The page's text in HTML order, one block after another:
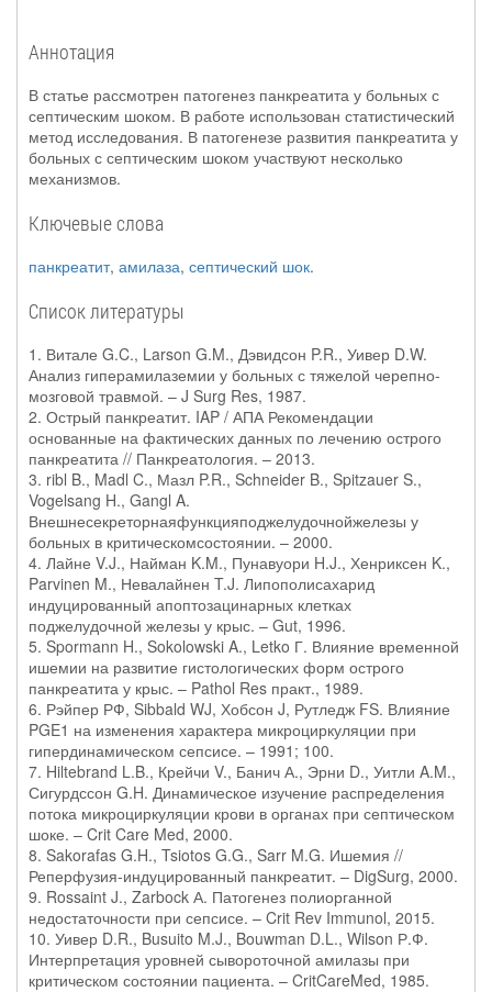
Аннотация
В статье рассмотрен патогенез панкреатита у больных с
септическим шоком. В работе использован статистический
метод исследования. В патогенезе развития панкреатита у
больных с септическим шоком участвуют несколько
механизмов.
Ключевые слова
панкреатит, амилаза, септический шок.
Список литературы
1. Витале G.C., Larson G.M., Дэвидсон P.R., Уивер D.W.
Анализ гиперамилаземии у больных с тяжелой черепно-
мозговой травмой. – J Surg Res, 1987.
2. Острый панкреатит. IAP / АПА Рекомендации
основанные на фактических данных по лечению острого
панкреатита // Панкреатология. – 2013.
3. ribl B., Madl C., Мазл P.R., Schneider B., Spitzauer S.,
Vogelsang H., Gangl A.
Внешнесекреторнаяфункцияподжелудочнойжелезы у
больных в критическомсостоянии. – 2000.
4. Лайне V.J., Найман K.M., Пунавуори H.J., Хенриксен K.,
Parvinen M., Невалайнен T.J. Липополисахарид
индуцированный апоптозацинарных клетках
поджелудочной железы у крыс. – Gut, 1996.
5. Spormann H., Sokolowski A., Letko Г. Влияние временной
ишемии на развитие гистологических форм острого
панкреатита у крыс. – Pathol Res практ., 1989.
6. Рэйпер РФ, Sibbald WJ, Хобсон J, Рутледж FS. Влияние
PGE1 на изменения характера микроциркуляции при
гипердинамическом сепсисе. – 1991; 100.
7. Hiltebrand L.B., Крейчи V., Банич А., Эрни D., Уитли A.M.,
Сигурдссон G.H. Динамическое изучение распределения
потока микроциркуляции крови в органах при септическом
шоке. – Crit Care Med, 2000.
8. Sakorafas G.H., Tsiotos G.G., Sarr M.G. Ишемия //
Реперфузия-индуцированный панкреатит. – DigSurg, 2000.
9. Rossaint J., Zarbock А. Патогенез полиорганной
недостаточности при сепсисе. – Crit Rev Immunol, 2015.
10. Уивер D.R., Busuito M.J., Bouwman D.L., Wilson Р.Ф.
Интерпретация уровней сывороточной амилазы при
критическом состоянии пациента. – CritCareMed, 1985.